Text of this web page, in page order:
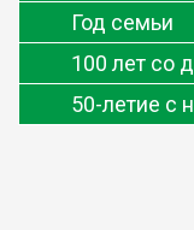
Год семьи
100 лет со
50-летие с